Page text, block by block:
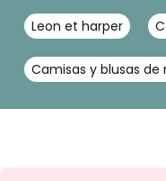
Leon et harper
Camisas y blusas de